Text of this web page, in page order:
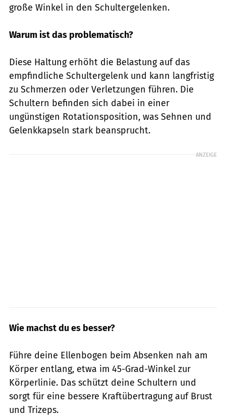
große Winkel in den Schultergelenken.
Warum ist das problematisch?
Diese Haltung erhöht die Belastung auf das
empfindliche Schultergelenk und kann langfristig
zu Schmerzen oder Verletzungen führen. Die
Schultern befinden sich dabei in einer
ungünstigen Rotationsposition, was Sehnen und
Gelenkkapseln stark beansprucht.
ANZEIGE
Wie machst du es besser?
Führe deine Ellenbogen beim Absenken nah am
Körper entlang, etwa im 45-Grad-Winkel zur
Körperlinie. Das schützt deine Schultern und
sorgt für eine bessere Kraftübertragung auf Brust
und Trizeps.